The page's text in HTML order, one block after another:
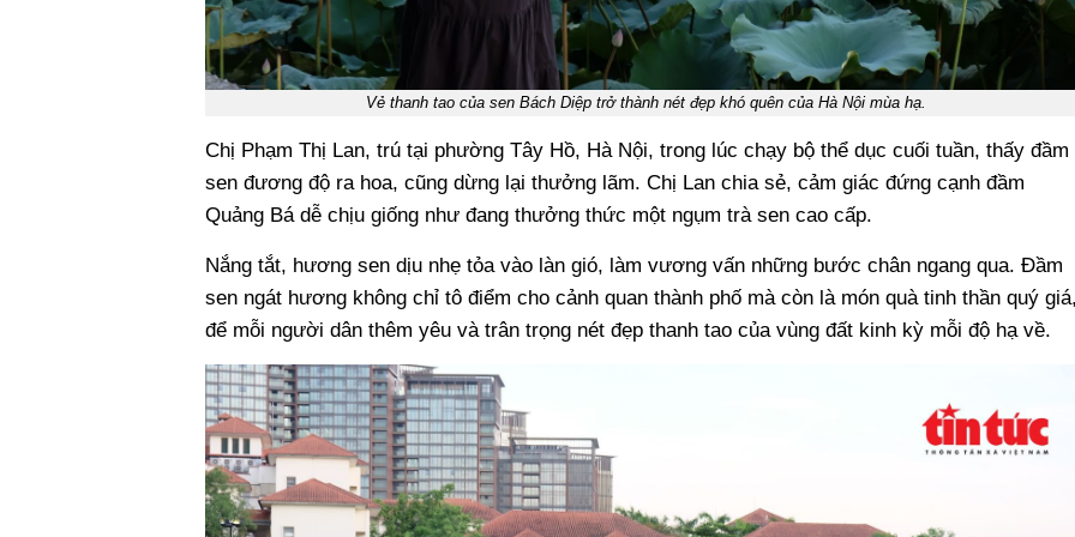
Vẻ thanh tao của sen Bách Diệp trở thành nét đẹp khó quên của Hà Nội mùa hạ.
Chị Phạm Thị Lan, trú tại phường Tây Hồ, Hà Nội, trong lúc chạy bộ thể dục cuối tuần, thấy đầm
sen đương độ ra hoa, cũng dừng lại thưởng lãm. Chị Lan chia sẻ, cảm giác đứng cạnh đầm
Quảng Bá dễ chịu giống như đang thưởng thức một ngụm trà sen cao cấp.
Nắng tắt, hương sen dịu nhẹ tỏa vào làn gió, làm vương vấn những bước chân ngang qua. Đầm
sen ngát hương không chỉ tô điểm cho cảnh quan thành phố mà còn là món quà tinh thần quý
để mỗi người dân thêm yêu và trân trọng nét đẹp thanh tao của vùng đất kinh kỳ mỗi độ hạ về.